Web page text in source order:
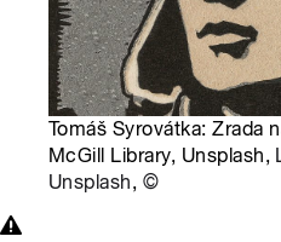
Tomáš Syrovátka: Zrada
McGill Library, Unsplash,
Unsplash, ©